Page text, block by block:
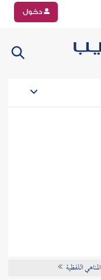
دخول
المناهي اللفظية